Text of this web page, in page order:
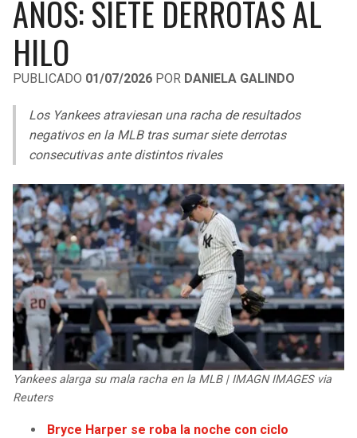
LIGA DE EXPANSIÓN MX
LEAGUES CUP
UEFA EUROPA LEAGUE
UEFA CONFERENCE LEAGUE
MLS
COPA LIBERTADORES
COPA SUDAMERICANA
LIGA BETPLAY
OTRAS LIGAS
RAIDERS
CHARGERS
RAVENS
BROWNS
STEELERS
TEXANS
COLTS
JAGUARS
CAVALIERS
PISTONS
PACERS
HAWKS
HORNETS
HEAT
MAGIC
WIZARDS
AÑOS: SIETE DERROTAS AL
HILO
PUBLICADO 01/07/2026 POR DANIELA GALINDO
Los Yankees atraviesan una racha de resultados
negativos en la MLB tras sumar siete derrotas
consecutivas ante distintos rivales
Yankees alarga su mala racha en la MLB | IMAGN IMAGES via
Reuters
Bryce Harper se roba la noche con ciclo